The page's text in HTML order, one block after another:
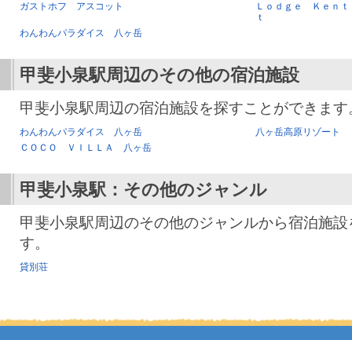
ガストホフ アスコット
Ｌｏｄｇｅ Ｋｅｎ
ｔ
わんわんパラダイス 八ヶ岳
甲斐小泉駅周辺のその他の宿泊施設
甲斐小泉駅周辺の宿泊施設を探すことができます
わんわんパラダイス 八ヶ岳
八ヶ岳高原リゾート
ＣＯＣＯ ＶＩＬＬＡ 八ヶ岳
甲斐小泉駅 ：その他のジャンル
甲斐小泉駅周辺のその他のジャンルから宿泊施
す。
貸別荘